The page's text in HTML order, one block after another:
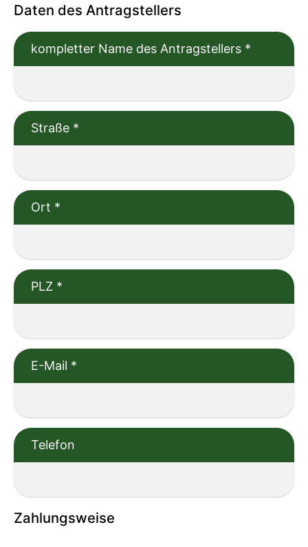
Daten des Antragstellers
kompletter Name des Antragstellers *
Straße *
Ort *
PLZ *
E-Mail *
Telefon
Zahlungsweise